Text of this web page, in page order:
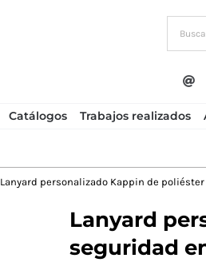
Catálogos Trabajos realizados
Lanyard personalizado Kappin de
Lanyard
seguridad